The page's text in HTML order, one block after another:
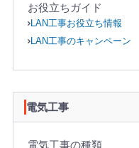
お役立ちガイド
LAN工事お役立ち情報
LAN工事のキャンペーン
電気工事
電気工事の種類